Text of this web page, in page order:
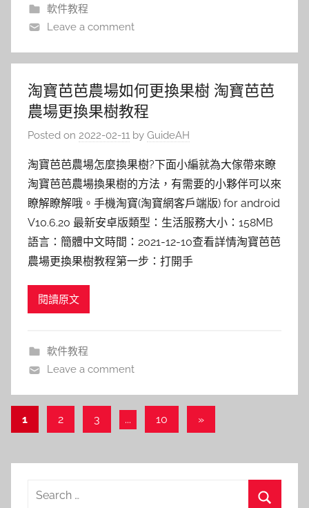
軟件教程
Leave a comment
淘寶芭芭農場如何更換果樹 淘寶芭芭
農場更換果樹教程
Posted on 2022-02-11 by GuideAH
淘寶芭芭農場怎麼換果樹?下面小編就為大傢帶來瞭
淘寶芭芭農場換果樹的方法，有需要的小夥伴可以來
瞭解瞭解哦。手機淘寶(淘寶網客戶端版) for android
V10.6.20 最新安卓版類型：生活服務大小：158MB
語言：簡體中文時間：2021-12-10查看詳情淘寶芭芭
農場更換果樹教程第一步：打開手
閱讀原文
軟件教程
Leave a comment
文
導
1 2 3 ... 10
Next
»
Search